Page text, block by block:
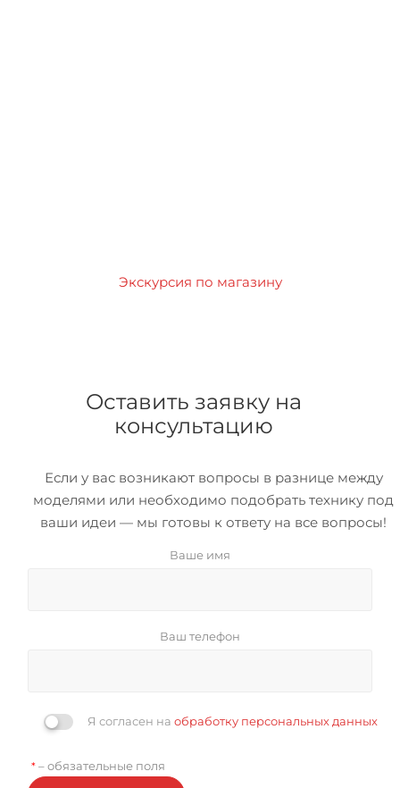
Экскурсия по магазину
Оставить заявку на
консультацию
Если у вас возникают вопросы в разнице между
моделями или необходимо подобрать технику под
ваши идеи — мы готовы к ответу на все вопросы!
Ваше имя
Ваш телефон
Я согласен на обработку персональных данных
* – обязательные поля